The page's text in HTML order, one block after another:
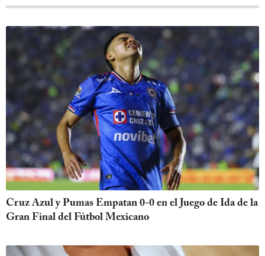
Cruz Azul y Pumas Empatan 0-0 en el Juego de Ida de la
Gran Final del Fútbol Mexicano